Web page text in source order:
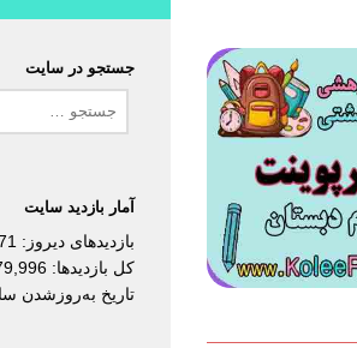
جستجو در سایت
آمار بازدید سایت
بازدیدهای دیروز:
کل بازدیدها:
تاریخ به‌روزشدن